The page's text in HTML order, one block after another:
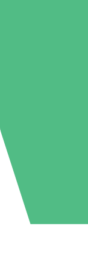
verplichting